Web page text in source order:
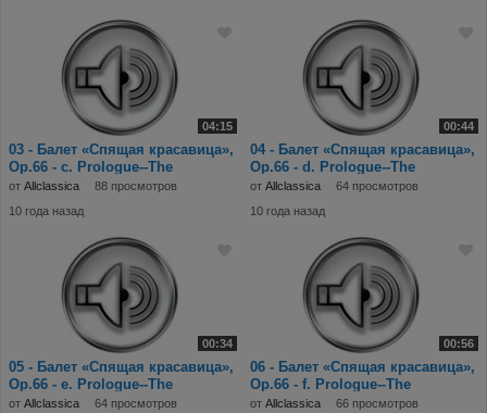
04:15
03 - Балет «Спящая красавица»,
Op.66 - c. Prologue--The
Christening; N
от Allclassica
88 просмотров
10 года назад
00:44
04 - Балет «Спящая красавица»,
Op.66 - d. Prologue--The
Christening; N
от Allclassica
64 просмотров
10 года назад
00:34
05 - Балет «Спящая красавица»,
Op.66 - e. Prologue--The
Christening; N
от Allclassica 64 просмотров
00:56
06 - Балет «Спящая красавица»,
Op.66 - f. Prologue--The
Christening; N
от Allclassica 66 просмотров